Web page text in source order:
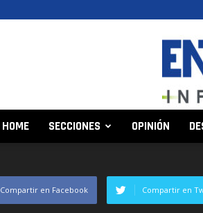
HOME SECCIONES OPINIÓN
Compartir en Facebook Compartir en